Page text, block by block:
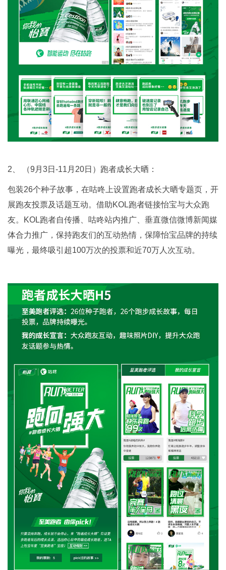
2、 （9月3日-11月20日）跑者成长大晒：
包装26个种子故事，在咕咚上设置跑者成长大晒专题页，开
展跑友投票及话题互动。借助KOL跑者链接怡宝与大众跑
友。KOL跑者自传播、咕咚站内推广、垂直微信微博新闻媒
体合力推广，保持跑友们的互动热情，保障怡宝品牌的持续
曝光，最终吸引超100万次的投票和近70万人次互动。